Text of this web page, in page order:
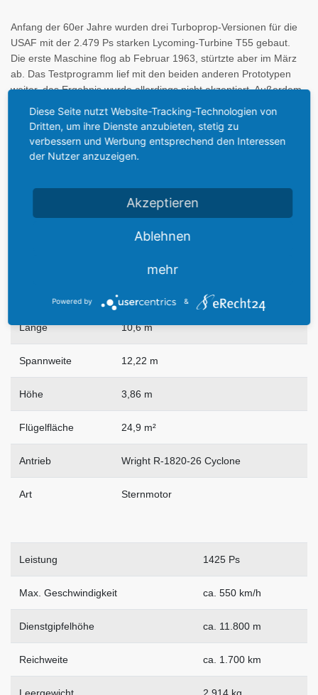
Anfang der 60er Jahre wurden drei Turboprop-Versionen für die
USAF mit der 2.479 Ps starken Lycoming-Turbine T55 gebaut.
Die erste Maschine flog ab Februar 1963, stürtzte aber im März
ab. Das Testprogramm lief mit den beiden anderen Prototypen
weiter, das Ergebnis wurde allerdings nicht akzeptiert. Außerdem
war das Zeitalter der Düsenflugzeuge nicht aufzuhalten.
Heute fliegen noch zahlreiche Maschinen, die häufig auf Airshows
anzutreffen sind.
Technische Daten:
Länge 10,6 m
Spannweite 12,22 m
Höhe 3,86 m
Flügelfläche 24,9 m²
Antrieb Wright R-1820-26 Cyclone
Art Sternmotor
Leistung 1425 Ps
Max. Geschwindigkeit ca. 550 km/h
Dienstgipfelhöhe ca. 11.800 m
Reichweite ca. 1.700 km
Diese Seite nutzt Website-Tracking-Technologien von
Dritten, um ihre Dienste anzubieten, stetig zu
verbessern und Werbung entsprechend den Interessen
der Nutzer anzuzeigen.
Akzeptieren
Ablehnen
mehr
Powered by &